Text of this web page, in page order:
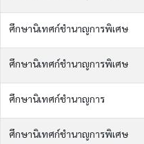
ศึกษานิเทศก์ชำนาญการพิเศษ
ศึกษานิเทศก์ชำนาญการพิเศษ
ศึกษานิเทศก์ชำนาญการ
ศึกษานิเทศก์ชำนาญการพิเศษ